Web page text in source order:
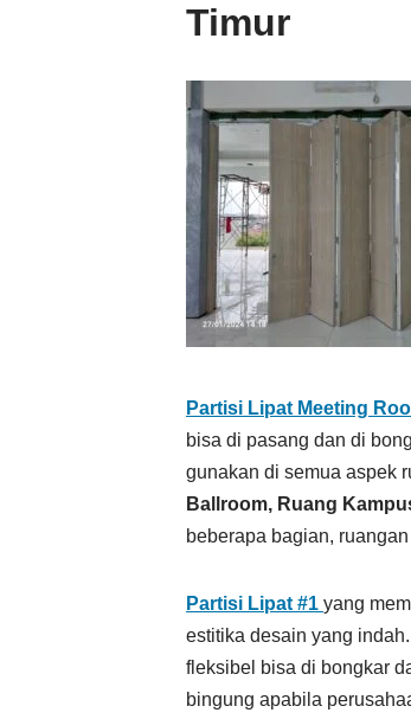
Timur
Partisi Lipat Meeting
bisa di pasang dan di
gunakan di semua aspek
Ballroom, Ruang
beberapa bagian,
Partisi Lipat #1 yang
estitika desain yang
fleksibel bisa di bongkar
bingung apabila